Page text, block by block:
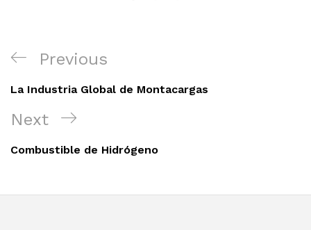
Navegación
entradas
Previous
Post
Previous
La Industria Global de Montacargas
Next
Post
Next
Combustible de Hidrógeno